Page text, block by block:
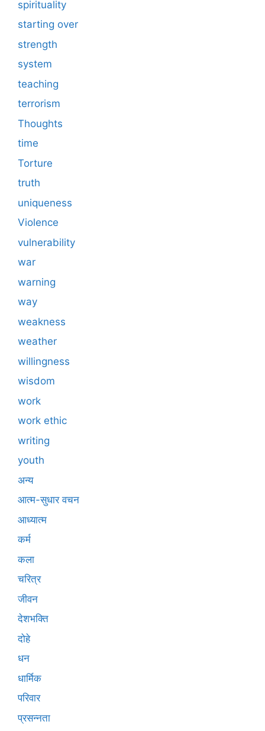
spirituality
starting over
strength
system
teaching
terrorism
Thoughts
time
Torture
truth
uniqueness
Violence
vulnerability
war
warning
way
weakness
weather
willingness
wisdom
work
work ethic
writing
youth
अन्य
आत्म-सुधार वचन
आध्यात्म
कर्म
कला
चरित्र
जीवन
देशभक्ति
दोहे
धन
धार्मिक
परिवार
प्रसन्नता